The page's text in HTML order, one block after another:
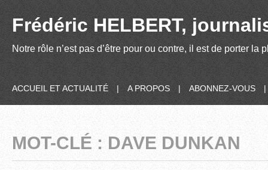
Frédéric HELBERT,
Notre rôle n’est pas d’être pour ou contre, il est de porter
ACCUEIL ET ACTUALITÉ | A PROPOS | ABONNEZ-VOUS |
MOT-CLÉ : DAVE DUNKAN